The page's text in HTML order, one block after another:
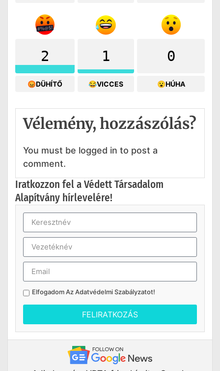
2
😡DÜHÍTŐ
1
😂VICCES
0
😮HÚHA
Vélemény, hozzászólás?
You must be logged in to post a
comment.
Iratkozzon fel a Védett Társadalom
Alapítvány hírlevelére!
Elfogadom AzAdatvédelmi Szabályzatot!
FELIRATKOZÁS